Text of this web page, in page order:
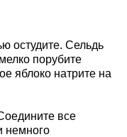
остудите. Сельдь
порубите
яблоко натрите на
все
немного